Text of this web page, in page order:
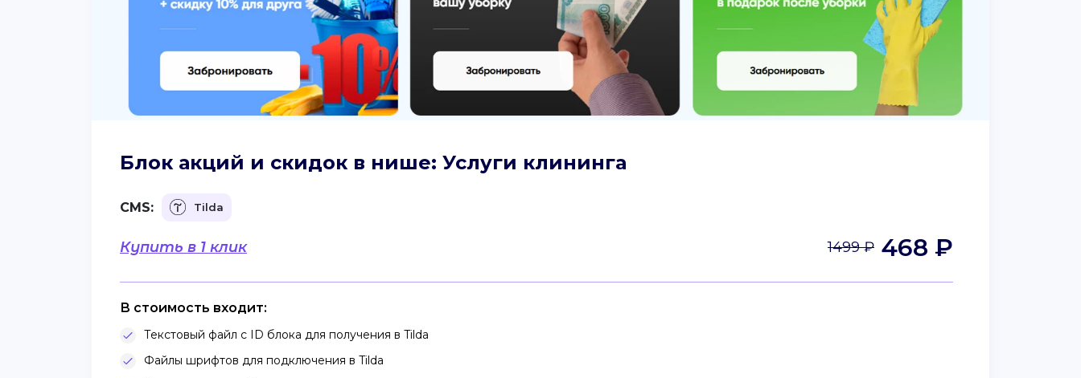
Блок акций и скидок в нише: Услуги клининга
CMS: Tilda
Купить в 1 клик 1499 ₽ 468 ₽
В стоимость входит:
Текстовый файл с ID блока для получения в Tilda
Файлы шрифтов для подключения в Tilda